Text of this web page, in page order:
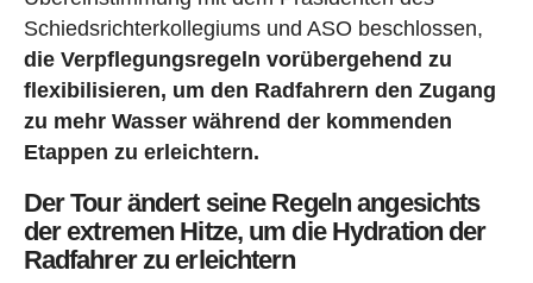
Schiedsrichterkollegiums und ASO beschlossen,
die Verpflegungsregeln vorübergehend zu
flexibilisieren, um den Radfahrern den Zugang
zu mehr Wasser während der kommenden
Etappen zu erleichtern.
Der Tour ändert seine Regeln angesichts
der extremen Hitze, um die Hydration der
Radfahrer zu erleichtern